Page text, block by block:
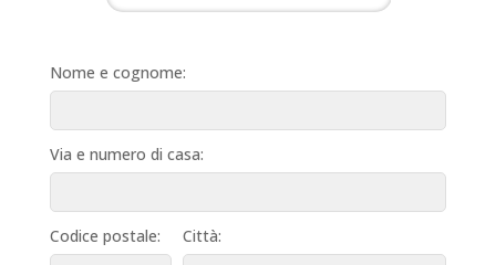
Nome e cognome:
Via e numero di casa:
Codice postale: Città: